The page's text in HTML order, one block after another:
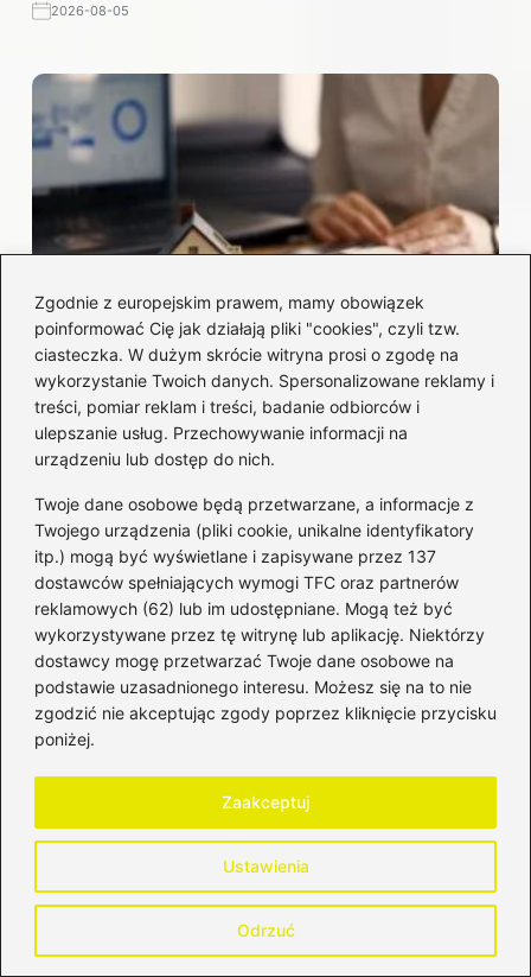
Zgodnie z europejskim prawem, mamy obowiązek
poinformować Cię jak działają pliki "cookies", czyli tzw.
ciasteczka. W dużym skrócie witryna prosi o zgodę na
wykorzystanie Twoich danych. Spersonalizowane reklamy i
treści, pomiar reklam i treści, badanie odbiorców i
ulepszanie usług. Przechowywanie informacji na
urządzeniu lub dostęp do nich.
Twoje dane osobowe będą przetwarzane, a informacje z
Twojego urządzenia (pliki cookie, unikalne identyfikatory
itp.) mogą być wyświetlane i zapisywane przez 137
dostawców spełniających wymogi TFC oraz partnerów
reklamowych (62) lub im udostępniane. Mogą też być
wykorzystywane przez tę witrynę lub aplikację. Niektórzy
dostawcy mogę przetwarzać Twoje dane osobowe na
podstawie uzasadnionego interesu. Możesz się na to nie
zgodzić nie akceptując zgody poprzez kliknięcie przycisku
poniżej.
Ustawienia
Odrzuć
Zaakceptuj
2026-08-05
Kalkulator kosztów mieszkania —
oszacuj wydatki i uniknij niespodzianek
2026-08-04
Ile zarobisz w transporcie
międzynarodowym — realne stawki i
2026-08-04